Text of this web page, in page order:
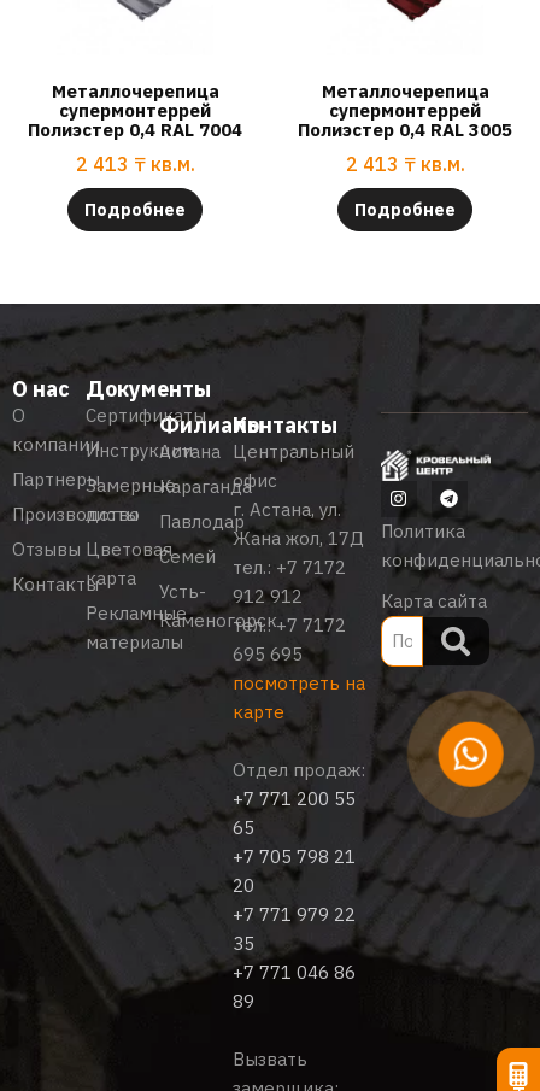
Металлочерепица
супермонтеррей
Полиэстер 0,4 RAL 7004
2 413 ₸ кв.м.
Подробнее
Металлочерепица
супермонтеррей
Полиэстер 0,4 RAL 3005
2 413 ₸ кв.м.
Подробнее
О нас
О
компании
Партнеры
Производство
Отзывы
Контакты
Документы
Сертификаты
Инструкции
Замерные
листы
Цветовая
карта
Рекламные
материалы
Филиалы
Астана
Караганда
Павлодар
Семей
Усть-
Каменогорск
Контакты
Центральный
офис
г. Астана, ул.
Жана жол, 17Д
тел.: +7 7172
912 912
тел.:+7 7172
695 695
посмотреть на
карте
Отдел продаж:
+7 771 200 55
65
+7 705 798 21
20
+7 771 979 22
35
+7 771 046 86
89
Вызвать
Политика
Карта сайта